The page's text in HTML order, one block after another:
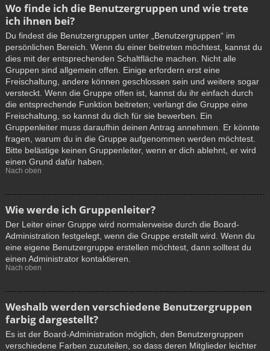
Wo finde ich die Benutzergruppen und wie trete
ich ihnen bei?
Du findest die Benutzergruppen unter „Benutzergruppen“ im
persönlichen Bereich. Wenn du einer beitreten möchtest, kannst du
dies mit der entsprechenden Schaltfläche machen. Nicht alle
Gruppen sind allgemein offen. Einige erfordern erst eine
Freischaltung, andere können geschlossen sein und weitere sogar
versteckt. Wenn die Gruppe offen ist, kannst du ihr einfach durch
die entsprechende Funktion beitreten; verlangt die Gruppe eine
Freischaltung, so kannst du dich für sie bewerben. Ein
Gruppenleiter muss daraufhin deinen Antrag annehmen. Er könnte
fragen, warum du in die Gruppe aufgenommen werden möchtest.
Bitte belästige keinen Gruppenleiter, wenn er dich ablehnt, er wird
einen Grund dafür haben.
Nach oben
Wie werde ich Gruppenleiter?
Der Leiter einer Gruppe wird normalerweise durch die Board-
Administration festgelegt, wenn die Gruppe erstellt wird. Wenn du
eine eigene Benutzergruppe erstellen möchtest, dann solltest du
einen Administrator kontaktieren.
Nach oben
Weshalb werden verschiedene Benutzergruppen
farbig dargestellt?
Es ist der Board-Administration möglich, den Benutzergruppen
verschiedene Farben zuzuteilen, so dass deren Mitglieder leichter